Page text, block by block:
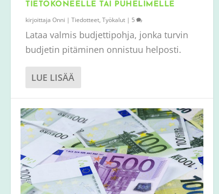
TIETOKONEELLE TAI PUHELIMELLE
kirjoittajaOnni |Tiedotteet,Työkalut | 5
Lataa valmis budjettipohja, jonka turvin
budjetin pitäminen onnistuu helposti.
LUE LISÄÄ